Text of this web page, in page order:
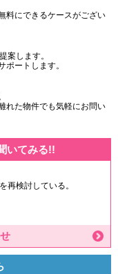
料にできるケースがござい
案します。
ポートします。
れた物件でも気軽にお問い
いてみる!!
再検討している。